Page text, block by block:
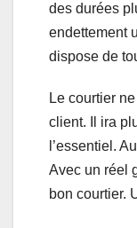
des durées
endettement
dispose de
Le courtier
client. Il ira
l’essentiel.
Avec un réel
bon courtier.